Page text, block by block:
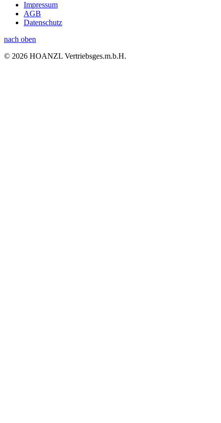
Impressum
AGB
Datenschutz
nach oben
© 2026 HOANZL Vertriebsges.m.b.H.